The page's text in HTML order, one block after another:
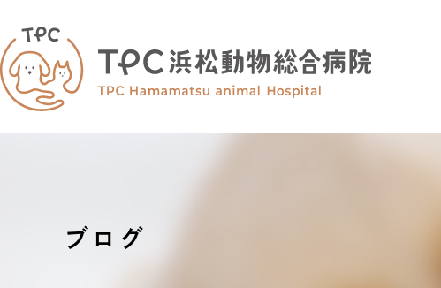
ブログ